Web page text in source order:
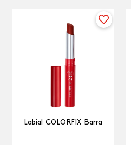
Labial COLORFIX Barra